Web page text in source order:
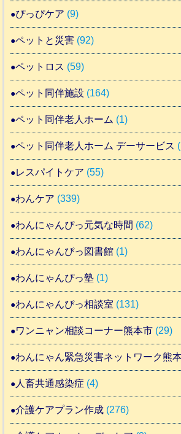
ぴっぴケア (9)
ペットと災害 (92)
ペットロス (59)
ペット同伴施設 (164)
ペット同伴老人ホーム (1)
ペット同伴老人ホーム デーサービス
レスパイトケア (55)
わんケア (339)
わんにゃんぴっ元気な時間 (62)
わんにゃんぴっ図書館 (1)
わんにゃんぴっ塾 (1)
わんにゃんぴっ相談室 (131)
ワンニャン相談コーナー熊本市 (29)
わんにゃん緊急災害ネットワーク熊
人畜共通感染症 (4)
介護ケアプラン作成 (276)